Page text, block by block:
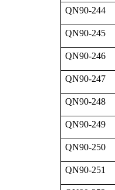
QN90-244
QN90-245
QN90-246
QN90-247
QN90-248
QN90-249
QN90-250
QN90-251